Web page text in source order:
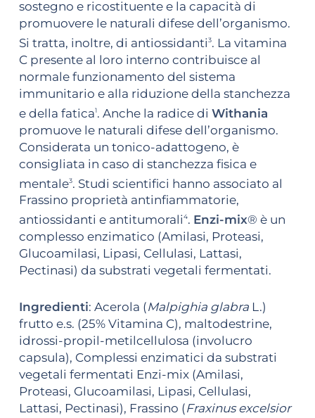
sostegno e ricostituente e la capacità di
promuovere le naturali difese dell’organismo.
Si tratta, inoltre, di antiossidanti 3. La vitamina
C presente al loro interno contribuisce al
normale funzionamento del sistema
immunitario e alla riduzione della stanchezza
e della fatica1. Anche la radice di Withania
promuove le naturali difese dell’organismo.
Considerata un tonico-adattogeno, è
consigliata in caso di stanchezza fisica e
mentale3. Studi scientifici hanno associato al
Frassino proprietà antinfiammatorie,
antiossidanti e antitumorali 4. Enzi-mix® è un
complesso enzimatico (Amilasi, Proteasi,
Glucoamilasi, Lipasi, Cellulasi, Lattasi,
Pectinasi) da substrati vegetali fermentati.
Ingredienti: Acerola (Malpighia glabraL.)
frutto e.s. (25% Vitamina C), maltodestrine,
idrossi-propil-metilcellulosa (involucro
capsula), Complessi enzimatici da substrati
vegetali fermentati Enzi-mix (Amilasi,
Proteasi, Glucoamilasi, Lipasi, Cellulasi,
Lattasi, Pectinasi), Frassino (Fraxinus excelsior